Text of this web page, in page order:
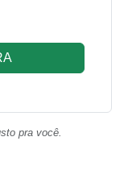
pra você.